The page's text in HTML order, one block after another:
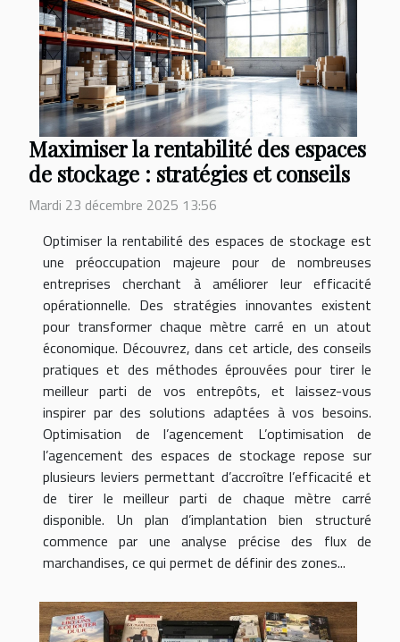
Maximiser la rentabilité des espaces
de stockage : stratégies et conseils
Mardi 23 décembre 2025 13:56
Optimiser la rentabilité des espaces de stockage est
une préoccupation majeure pour de nombreuses
entreprises cherchant à améliorer leur efficacité
opérationnelle. Des stratégies innovantes existent
pour transformer chaque mètre carré en un atout
économique. Découvrez, dans cet article, des conseils
pratiques et des méthodes éprouvées pour tirer le
meilleur parti de vos entrepôts, et laissez-vous
inspirer par des solutions adaptées à vos besoins.
Optimisation de l’agencement L’optimisation de
l’agencement des espaces de stockage repose sur
plusieurs leviers permettant d’accroître l’efficacité et
de tirer le meilleur parti de chaque mètre carré
disponible. Un plan d’implantation bien structuré
commence par une analyse précise des flux de
marchandises, ce qui permet de définir des zones...